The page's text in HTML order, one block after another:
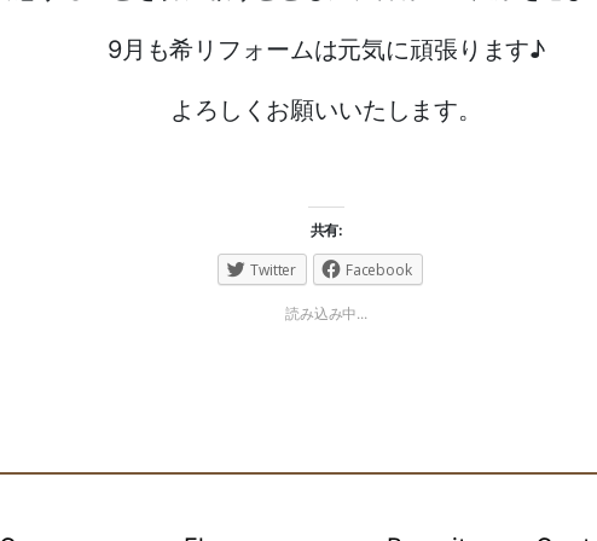
9月も希リフォームは元気に頑張ります♪
よろしくお願いいたします。
共有:
Twitter Facebook
読み込み中...